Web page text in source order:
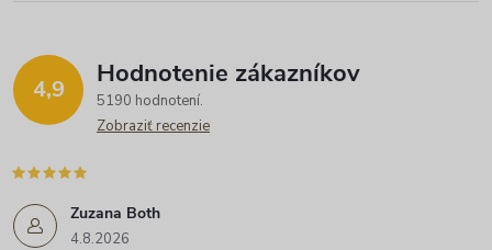
4,9 Hodnotenie zákazníkov
5190 hodnotení
Zobraziť recenzie
Zuzana Both
4.8.2026